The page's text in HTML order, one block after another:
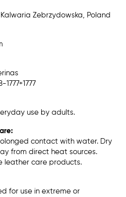
Zebrzydowska, Poland
use by adults.
contact with water. Dry
from direct heat sources.
leather care products.
for use in extreme or